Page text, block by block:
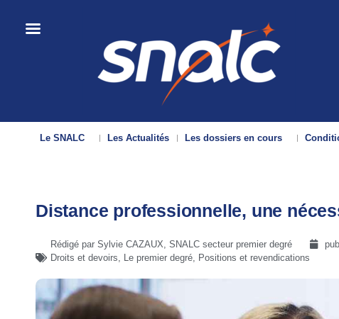
Le SNALC Les Actualités Les dossiers en cours
Distance professionnelle, une
Rédigé par Sylvie CAZAUX, SNALC secteur premier degré
Droits et devoirs, Le premier degré, Positions et revendications